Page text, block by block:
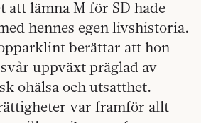
att lämna M för SD hade
hennes egen livshistoria.
berättar att hon
uppväxt präglad av
ohälsa och utsatthet.
var framför allt